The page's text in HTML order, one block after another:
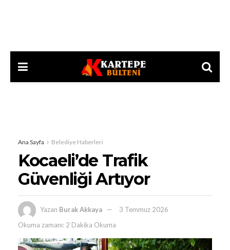
Ana Sayfa Belediye Haberleri
Kocaeli’de Trafik
Güvenliği Artıyor
Yazan Burak Akkaya
3 Temmuz 2026
Okuma zamanı: 2 Dakika Okuma